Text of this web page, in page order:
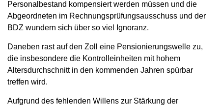
Personalbestand kompensiert werden müssen und die
Abgeordneten im Rechnungsprüfungsausschuss und der
BDZ wundern sich über so viel Ignoranz.
Daneben rast auf den Zoll eine Pensionierungswelle zu,
die insbesondere die Kontrolleinheiten mit hohem
Altersdurchschnitt in den kommenden Jahren spürbar
treffen wird.
Aufgrund des fehlenden Willens zur Stärkung der